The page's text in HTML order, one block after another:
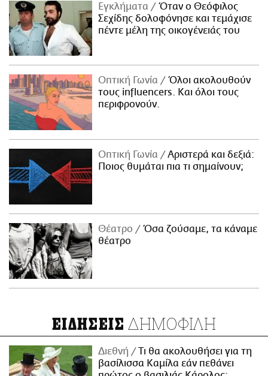
Εγκλήματα
Όταν ο Θεόφιλος
Σεχίδης δολοφόνησε και τεμάχισε
πέντε μέλη της οικογένειάς του
Οπτική Γωνία
Όλοι ακολουθούν
τους influencers. Και όλοι τους
περιφρονούν.
Οπτική Γωνία
Αριστερά και δεξιά:
Ποιος θυμάται πια τι σημαίνουν;
Θέατρο
Όσα ζούσαμε, τα κάναμε
θέατρο
ΕΙΔΗΣΕΙΣ ΔΗΜΟΦΙΛΗ
Διεθνή
Τι θα ακολουθήσει για τη
βασίλισσα Καμίλα εάν πεθάνει